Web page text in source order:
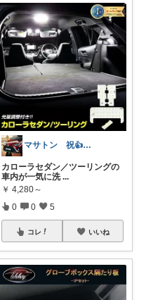
マサトン 祝👍7000プロフも見てね
カローラセダン／ツーリングの
車内が一気に洗 ...
￥ 4,280～
0 0 5
コレ いいね